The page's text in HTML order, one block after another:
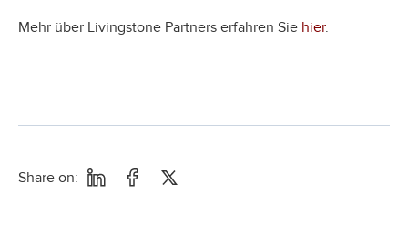
Mehr über Livingstone Partners erfahren Sie hier.
Share on: